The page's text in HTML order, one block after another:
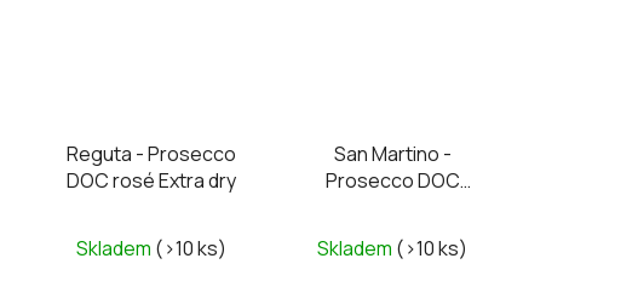
Reguta - Prosecco
DOC rosé Extra dry
Skladem (>10 ks)
San Martino -
Prosecco DOC
brut
Skladem (>10 ks)